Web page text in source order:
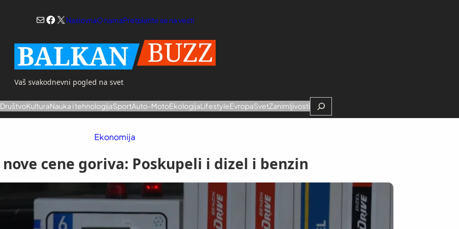
Mail
Facebook
X NaslovnaO namaPretplatite se na vesti
Vaš svakodnevni pogled na svet
DruštvoKulturaNauka i tehnologijaSportAuto-MotoEkologijaLifestyleEvropaSvetZanimljivostiSearch
Ekonomija
cene goriva: Poskupeli i dizel i benzin